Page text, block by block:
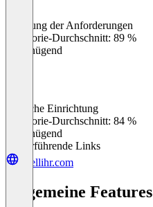
Erfüllung der Anforderungen
Kategorie-Durchschnitt: 89 %
Ungenügend
Einfache Einrichtung
Kategorie-Durchschnitt: 84 %
Ungenügend
Weiterführende Links
intellihr.com
Allgemeine Features